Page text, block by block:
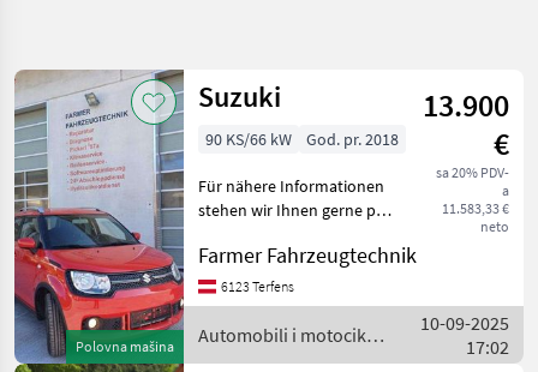
Kategorija 4 Država
TRENUTNA
PUTANJA
Auto,
kamion,
moped
Automobili I
Motocikli
Limuzine
Resetuj
Prikaži
10
rezultata
Polovna mašina
Suzuki
13.900
€
sa 20% PDV-
a
11.583,33 €
neto
90 KS/66 kW God. pr. 2018
Für nähere Informationen
stehen wir Ihnen gerne per
Verfügung. Gerne beraten
wir sie über unsere
Finanzierungsarten und
machen Ihnen ein Angeb
Farmer Fahrzeugtechnik
6123 Terfens
Automobili i motocikli
/ Suzuki
10-09-2025
17:02